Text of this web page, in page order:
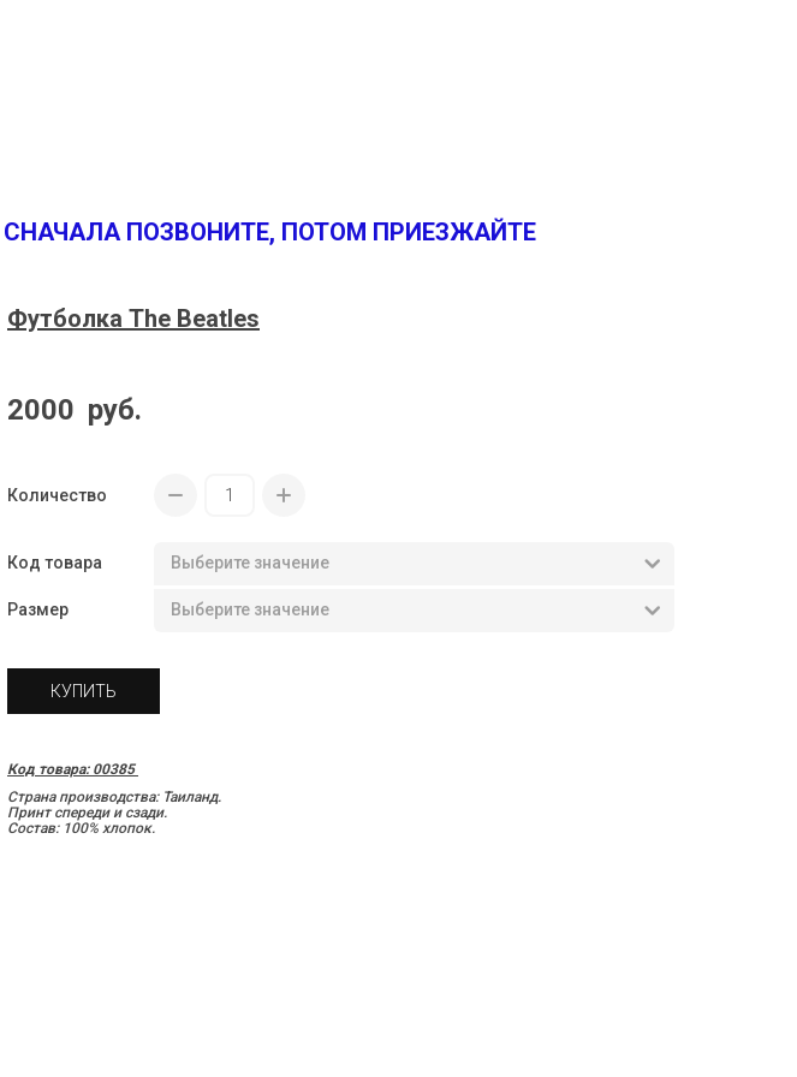
ПОЗВОНИТЕ, ПОТОМ ПРИЕЗЖАЙТЕ
Футболка The Beatles
2000 руб.
Количество
Код товара
Размер
КУПИТЬ
Код товара: 00385
Страна производства: Таиланд.
Принт спереди и сзади.
Состав: 100% хлопок.